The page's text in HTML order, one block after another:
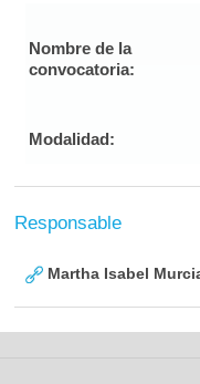
Nombre de la
convocatoria:
Modalidad:
Responsable
Martha Isabel